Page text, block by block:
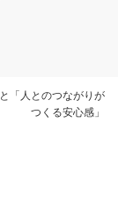
「人とのつながりが
つくる安心感」